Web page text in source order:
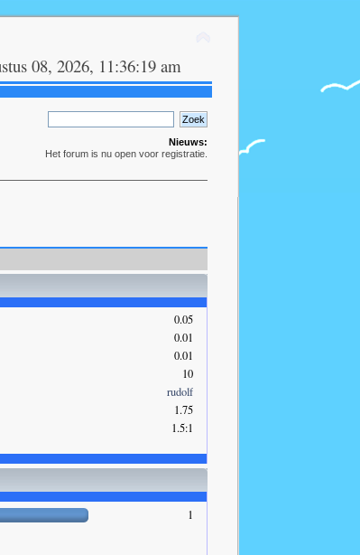
08, 2026, 11:36:19 am
Nieuws:
Het forum is nu open voor registratie.
0.05
0.01
0.01
10
rudolf
1.75
1.5:1
1